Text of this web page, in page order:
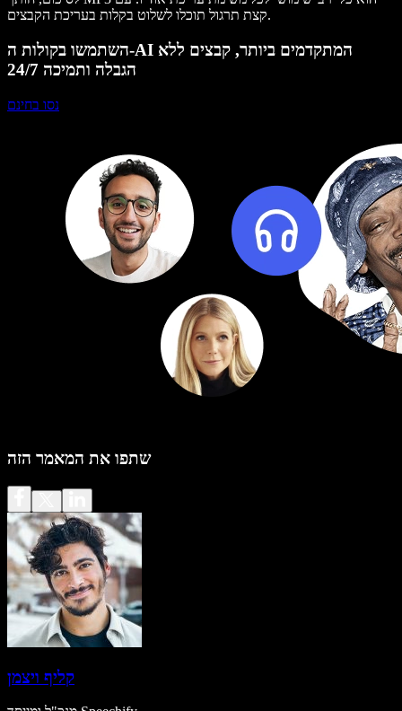
קצת תרגול תוכלו לשלוט בקלות בעריכת הקבצים.
השתמשו בקולות ה-AI המתקדמים ביותר, קבצים ללא
הגבלה ותמיכה 24/7
נסו בחינם
שתפו את המאמר הזה
קליף ויצמן